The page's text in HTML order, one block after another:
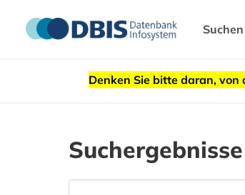
Suchen
Denken Sie bitte daran,
Suchergebnisse